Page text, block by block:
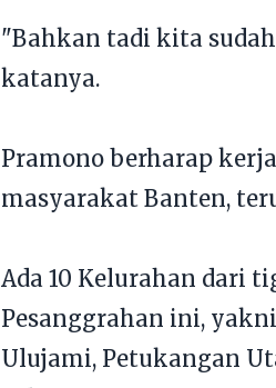
"Bahkan tadi kita sudah
katanya.
Pramono berharap
masyarakat Banten,
Ada 10 Kelurahan dari
Pesanggrahan ini,
Ulujami, Petukangan